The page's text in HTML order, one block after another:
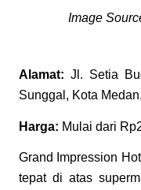
Image
Alamat: Jl. Setia
Sunggal, Kota
Harga: Mulai dari
Grand Impression
tepat di atas